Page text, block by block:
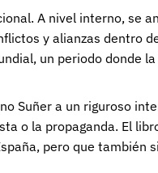
A nivel interno, se
y alianzas dentro
un periodo donde
Suñer a un riguroso
o la propaganda. El
pero que también